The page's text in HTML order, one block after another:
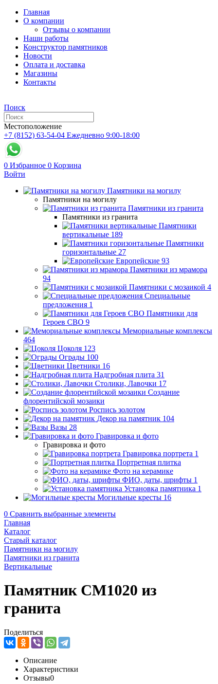
Главная
О компании
Отзывы о компании
Наши работы
Конструктор памятников
Новости
Оплата и доставка
Магазины
Контакты
Поиск
Местоположение
+7 (8152) 63-54-04 Ежедневно 9:00-18:00
0 Избранное 0 Корзина
Войти
Памятники на могилу
Памятники на могилу
Памятники из гранита
Памятники из гранита
Памятники
вертикальные 189
Памятники
горизонтальные 27
Европейские 93
Памятники из мрамора
94
Памятники с мозаикой 4
Специальные
предложения 1
Памятники для
Героев СВО 9
Мемориальные комплексы
464
Цоколя 123
Ограды 100
Цветники 16
Надгробная плита 31
Столики, Лавочки 17
Создание
флорентийской мозаики
Роспись золотом
Декор на памятник 104
Вазы 28
Гравировка и фото
Гравировка и фото
Гравировка портрета 1
Портретная плитка
Фото на керамике
ФИО, даты, шрифты 1
Установка памятника 1
Могильные кресты 16
0 Сравнить выбранные элементы
Главная
Каталог
Старый каталог
Памятники на могилу
Памятники из гранита
Вертикальные
Памятник CM1020 из
гранита
Поделиться
Описание
Характеристики
Отзывы0